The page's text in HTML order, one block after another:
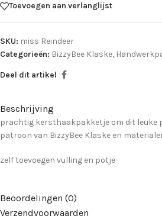
Toevoegen aan verlanglijst
SKU: miss Reindeer
Categorieën: BizzyBee Klaske,
Deel dit artikel
Beschrijving
prachtig kersthaakpakketje om dit leuke
patroon van BizzyBee Klaske en
zelf toevoegen vulling en potje
Beoordelingen (0)
Verzendvoorwaarden